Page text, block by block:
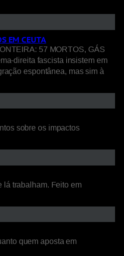
EM CEUTA
57 MORTOS, GÁS
direita fascista insistem em
espontânea, mas sim à
sobre os impactos
lá trabalham. Feito em
quem aposta em